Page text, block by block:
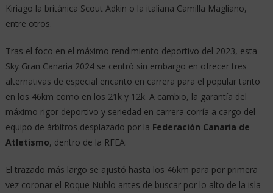
Kiriago la británica Scout Adkin o la italiana Camilla Magliano,
entre otros.
Tras el foco en el máximo rendimiento deportivo del 2023, esta
Sky Gran Canaria 2024 se centrò sin embargo en ofrecer tres
alternativas de especial encanto en carrera para el popular tanto
en los 46km como en los 21k y 12k. A cambio, la garantía del
máximo rigor deportivo y seriedad en carrera corría a cargo del
equipo de árbitros desplazado por la Federación Canaria de
Atletismo, dentro de la RFEA.
El trazado más largo se ajustó hasta los 46km para por primera
vez coronar el Roque Nublo antes de buscar por lo alto de la isla